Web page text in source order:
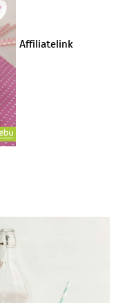
Affiliatelink